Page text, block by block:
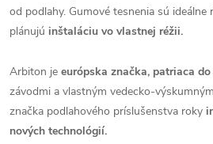
od podlahy. Gumové tesnenia sú
plánujú inštaláciu vo vlastnej réžii.
Arbiton je európska značka, patriaca
závodmi a vlastným vedecko-
značka podlahového príslušenstva roky
nových technológií.